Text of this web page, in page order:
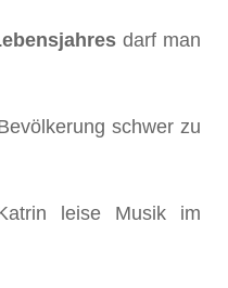
darf man
schwer zu
leise Musik im